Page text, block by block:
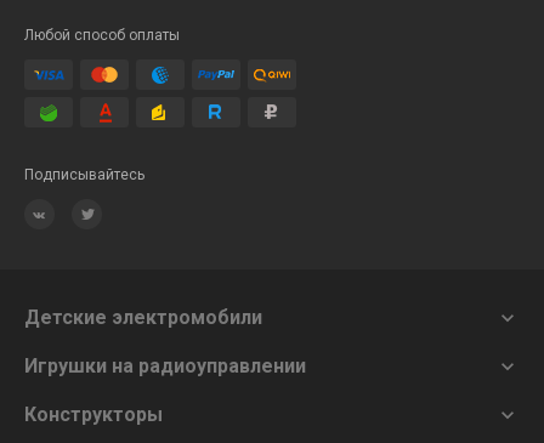
Любой способ оплаты
Подписывайтесь
Детские электромобили 
Игрушки на радиоуправлении 
Конструкторы 